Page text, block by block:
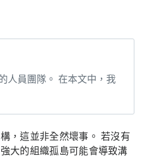
人員團隊。 在本文中，我
，這並非全然壞事。 若沒有
大的組織孤島可能會導致溝